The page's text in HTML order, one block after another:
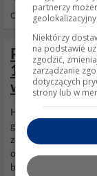
Odpowiedzi: 51
Peugeot
10L w
wymiana
Hamulce wszystko
glosny swiest,
zobaczyc czy coś
oszukuje 10-15% ,
było że kola ma
partnerzy
Niektórzy
na podstawie
zgodzić,
zarządzanie
dotyczących
strony lub w